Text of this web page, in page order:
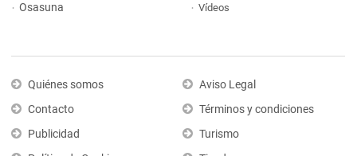
Osasuna
Vídeos
Quiénes somos
Contacto
Publicidad
Aviso Legal
Términos y condiciones
Turismo